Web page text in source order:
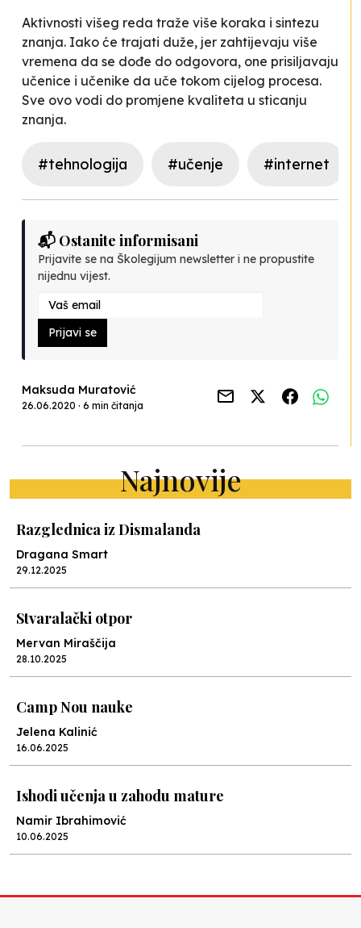
Aktivnosti višeg reda traže više koraka i sintezu
znanja. Iako će trajati duže, jer zahtijevaju više
vremena da se dođe do odgovora, one prisiljavaju
učenice i učenike da uče tokom cijelog procesa.
Sve ovo vodi do promjene kvaliteta u sticanju
znanja.
#tehnologija #učenje #internet
📬 Ostanite informisani
Prijavite se na Školegijum newsletter i ne propustite
nijednu vijest.
Prijavi se
Maksuda Muratović
26.06.2020 · 6 min čitanja
Najnovije
Razglednica iz Dismalanda
Dragana Smart
29.12.2025
Stvaralački otpor
Mervan Miraščija
28.10.2025
Camp Nou nauke
Jelena Kalinić
16.06.2025
Ishodi učenja u zahodu mature
Namir Ibrahimović
10.06.2025